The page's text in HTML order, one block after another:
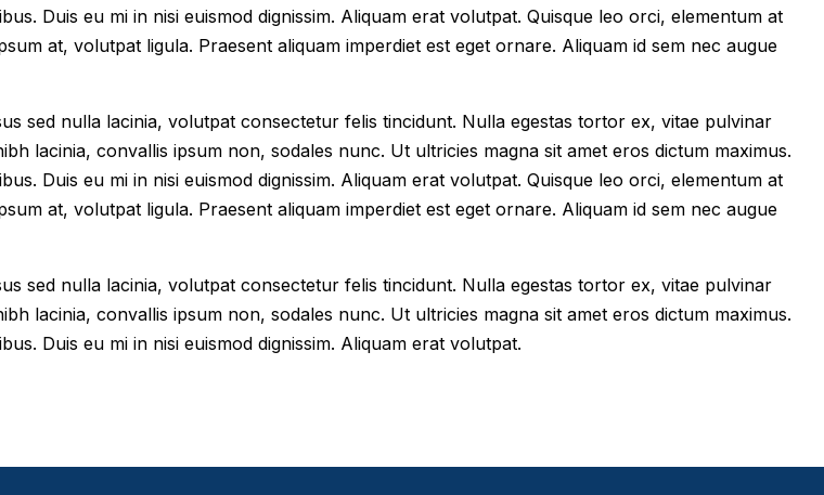
Duis eu mi in nisi euismod dignissim. Aliquam erat volutpat. Quisque leo orci, elementum at
at, volutpat ligula. Praesent aliquam imperdiet est eget ornare. Aliquam id sem nec augue
sed nulla lacinia, volutpat consectetur felis tincidunt. Nulla egestas tortor ex, vitae pulvinar
lacinia, convallis ipsum non, sodales nunc. Ut ultricies magna sit amet eros dictum maximus.
Duis eu mi in nisi euismod dignissim. Aliquam erat volutpat. Quisque leo orci, elementum at
at, volutpat ligula. Praesent aliquam imperdiet est eget ornare. Aliquam id sem nec augue
sed nulla lacinia, volutpat consectetur felis tincidunt. Nulla egestas tortor ex, vitae pulvinar
lacinia, convallis ipsum non, sodales nunc. Ut ultricies magna sit amet eros dictum maximus.
Duis eu mi in nisi euismod dignissim. Aliquam erat volutpat.